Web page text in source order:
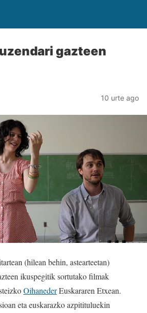
gazteen
10 urte ago
(hilean behin, astearteetan)
ikuspegitik sortutako filmak
OihanederEuskararen Etxean.
eta euskarazko azpitituluekin